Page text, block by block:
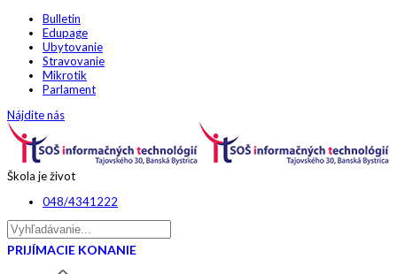
Bulletin
Edupage
Ubytovanie
Stravovanie
Mikrotik
Parlament
Nájdite nás
Škola je život
048/4341222
PRIJÍMACIE KONANIE